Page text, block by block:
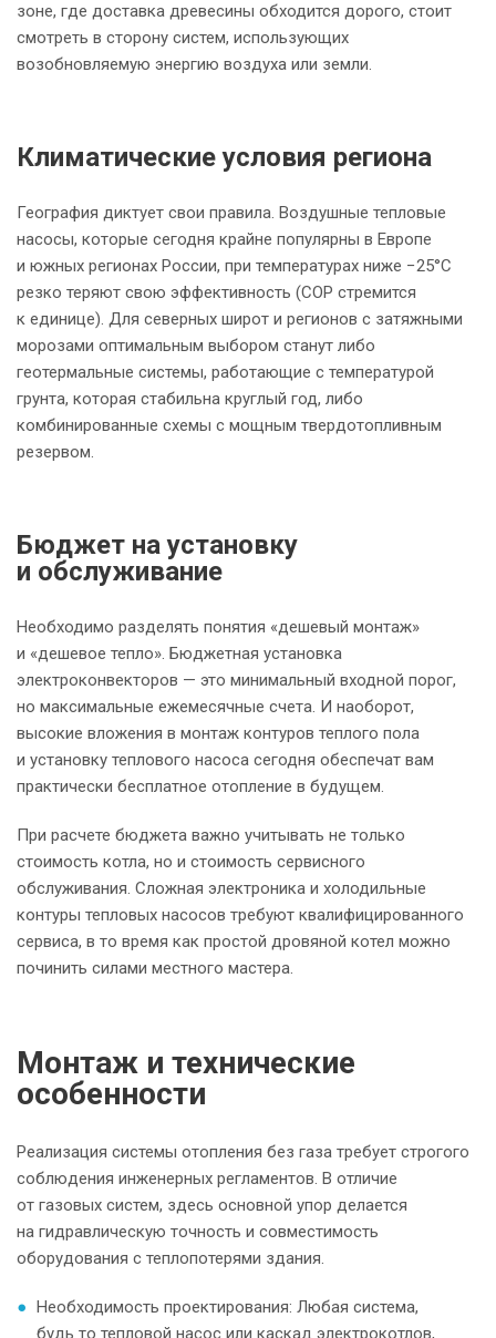
зоне, где доставка древесины обходится дорого, стоит
смотреть в сторону систем, использующих
возобновляемую энергию воздуха или земли.
Климатические условия региона
География диктует свои правила. Воздушные тепловые
насосы, которые сегодня крайне популярны в Европе
и южных регионах России, при температурах ниже −25°C
резко теряют свою эффективность (COP стремится
к единице). Для северных широт и регионов с затяжными
морозами оптимальным выбором станут либо
геотермальные системы, работающие с температурой
грунта, которая стабильна круглый год, либо
комбинированные схемы с мощным твердотопливным
резервом.
Бюджет на установку
и обслуживание
Необходимо разделять понятия «дешевый монтаж»
и «дешевое тепло». Бюджетная установка
электроконвекторов — это минимальный входной порог,
но максимальные ежемесячные счета. И наоборот,
высокие вложения в монтаж контуров теплого пола
и установку теплового насоса сегодня обеспечат вам
практически бесплатное отопление в будущем.
При расчете бюджета важно учитывать не только
стоимость котла, но и стоимость сервисного
обслуживания. Сложная электроника и холодильные
контуры тепловых насосов требуют квалифицированного
сервиса, в то время как простой дровяной котел можно
починить силами местного мастера.
Монтаж и технические
особенности
Реализация системы отопления без газа требует строгого
соблюдения инженерных регламентов. В отличие
от газовых систем, здесь основной упор делается
на гидравлическую точность и совместимость
оборудования с теплопотерями здания.
Необходимость проектирования: Любая система,
будь то тепловой насос или каскад электрокотлов,